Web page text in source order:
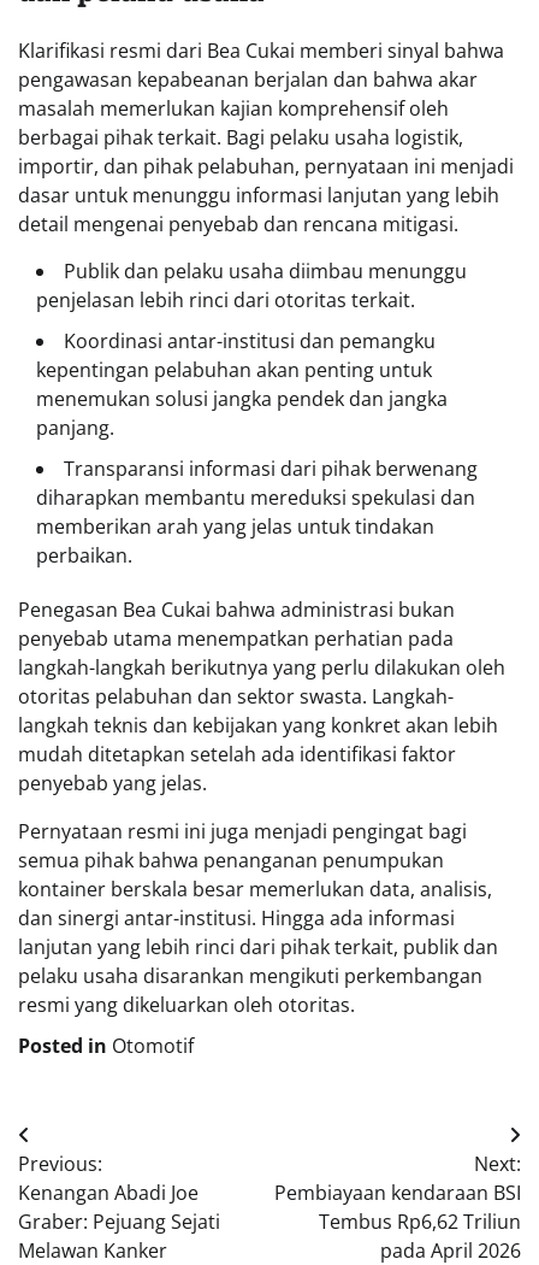
Klarifikasi resmi dari Bea Cukai memberi sinyal bahwa
pengawasan kepabeanan berjalan dan bahwa akar
masalah memerlukan kajian komprehensif oleh
berbagai pihak terkait. Bagi pelaku usaha logistik,
importir, dan pihak pelabuhan, pernyataan ini menjadi
dasar untuk menunggu informasi lanjutan yang lebih
detail mengenai penyebab dan rencana mitigasi.
Publik dan pelaku usaha diimbau menunggu
penjelasan lebih rinci dari otoritas terkait.
Koordinasi antar-institusi dan pemangku
kepentingan pelabuhan akan penting untuk
menemukan solusi jangka pendek dan jangka
panjang.
Transparansi informasi dari pihak berwenang
diharapkan membantu mereduksi spekulasi dan
memberikan arah yang jelas untuk tindakan
perbaikan.
Penegasan Bea Cukai bahwa administrasi bukan
penyebab utama menempatkan perhatian pada
langkah-langkah berikutnya yang perlu dilakukan oleh
otoritas pelabuhan dan sektor swasta. Langkah-
langkah teknis dan kebijakan yang konkret akan lebih
mudah ditetapkan setelah ada identifikasi faktor
penyebab yang jelas.
Pernyataan resmi ini juga menjadi pengingat bagi
semua pihak bahwa penanganan penumpukan
kontainer berskala besar memerlukan data, analisis,
dan sinergi antar-institusi. Hingga ada informasi
lanjutan yang lebih rinci dari pihak terkait, publik dan
pelaku usaha disarankan mengikuti perkembangan
resmi yang dikeluarkan oleh otoritas.
Posted in Otomotif
Navigasi
pos
Previous:
Kenangan Abadi Joe
Graber: Pejuang Sejati
Melawan Kanker
Next:
Pembiayaan kendaraan BSI
Tembus Rp6,62 Triliun
pada April 2026